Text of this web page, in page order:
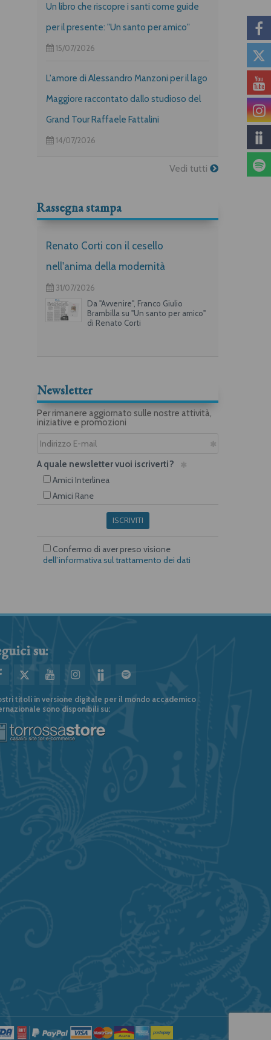
Un libro che riscopre i santi come guide
per il presente: "Un santo per amico"
15/07/2026
L'amore di Alessandro Manzoni per il lago
Maggiore raccontato dallo studioso del
Grand Tour Raffaele Fattalini
14/07/2026
Vedi tutti
Rassegna stampa
Renato Corti con il cesello
nell'anima della modernità
31/07/2026
Da "Avvenire", Franco Giulio
Brambilla su "Un santo per amico"
di Renato Corti
Newsletter
Per rimanere aggiornato sulle nostre attività,
iniziative e promozioni
A quale newsletter vuoi iscriverti?
Amici Interlinea
Amici Rane
ISCRIVITI
Confermo di aver preso visione
dell’informativa sul trattamento dei dati
su:
titoli in versione digitale per il mondo accademico
sono disponibili su: